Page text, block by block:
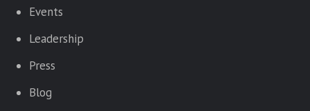
Events
Leadership
Press
Blog